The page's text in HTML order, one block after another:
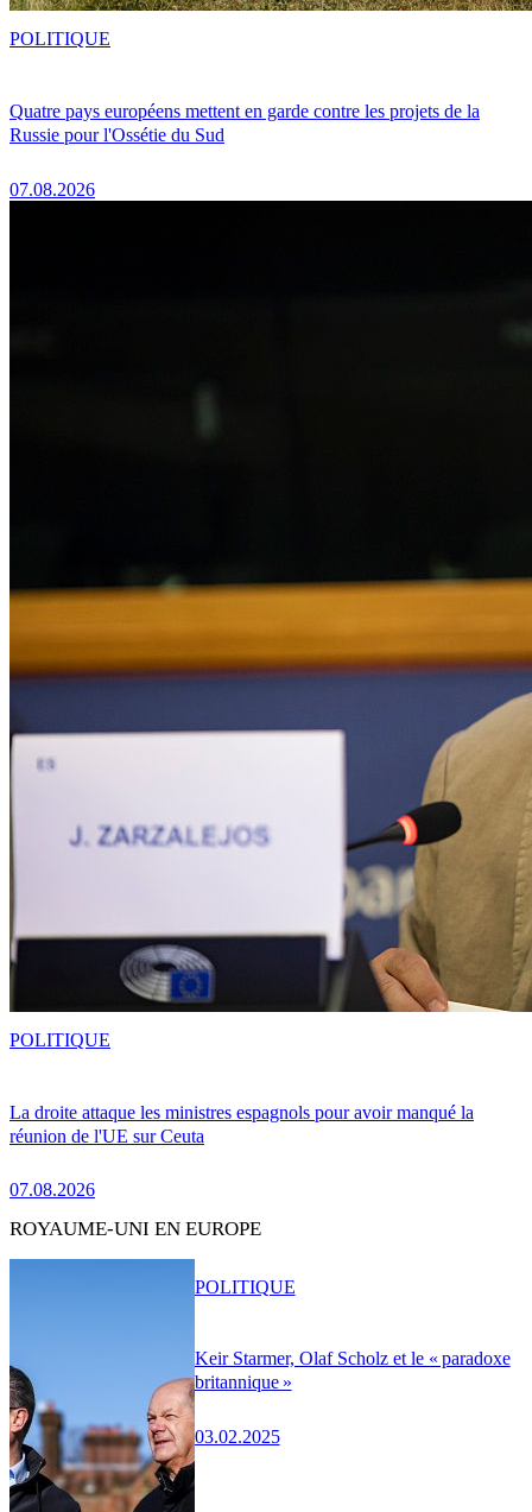
Quatre pays européens mettent en garde contre les projets de la
Russie pour l'Ossétie du Sud
07.08.2026
POLITIQUE
La droite attaque les ministres espagnols pour avoir manqué la
réunion de l'UE sur Ceuta
07.08.2026
POLITIQUE
ROYAUME-UNI EN EUROPE
Keir Starmer, Olaf Scholz et le « paradoxe
britannique »
03.02.2025
POLITIQUE